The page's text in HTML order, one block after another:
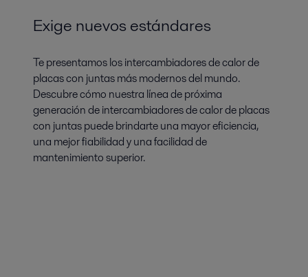
Exige nuevos estándares
Te presentamos los intercambiadores de calor de
placas con juntas más modernos del mundo.
Descubre cómo nuestra línea de próxima
generación de intercambiadores de calor de placas
con juntas puede brindarte una mayor eficiencia,
una mejor fiabilidad y una facilidad de
mantenimiento superior.